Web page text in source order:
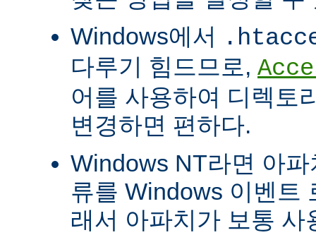
Windows에서
다루기 힘드므로,
어를 사용하여 디렉토
변경하면 편하다.
Windows NT라면 아
류를 Windows 이벤트
래서 아파치가 보통